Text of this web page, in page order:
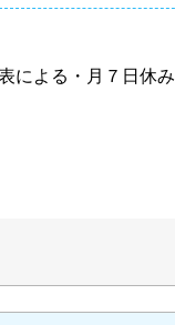
による・月７日休み